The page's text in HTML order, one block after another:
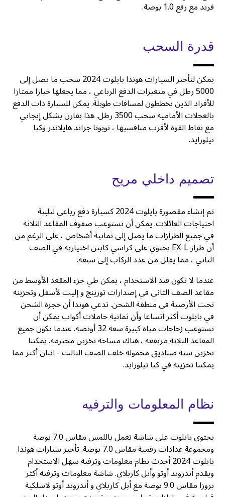
فريد مع رفع 1.0 بوصة.
قدرة السحب
يمكن لتأجير السيارات هوندا بايلوت 2024 سحب ما يصل إلى
5000 رطل في متغيرات الدفع الرباعي ، مما يجعلها خيارا ممتازا
للأفراد الذين يخططون لمسافات طويلة. يمكن للسيارة ذات الدفع
بالعجلات الأمامية سحب 3500 رطل. هذا يقارن بشكل إيجابي
مع نقاط القوة لأقرب منافسيها ، تويوتا جراند هايلاندر وكيا
تيلورايد.
تصميم داخلي مريح
تم إنشاء مقصورة بايلوت 2024 كسيارة دفع رباعي لتلبية
احتياجات العائلات. يمكن أن تستوعب صفوف المقاعد الثلاثة
في جميع الطرازات ما يصل إلى ثمانية أشخاص ، على الرغم من
أن طراز EX-L يحتوي على كراسي كابتن اختيارية في الصف
الثاني ، مما يقلل من عدد الركاب إلى سبعة.
عندما لا تكون قيد الاستخدام ، يمكن طي جزء المقعد الأوسط من
مقاعد الصف الثاني في إصدارات تورينج و إليت لأسفل وتخزينه
تحت الأرضية في منطقة الشحن. تدعي هوندا أن حجرة الشحن
في بايلوت أكثر اتساعا وأن ثمانية حاملات أكواب يمكن أن
تستوعب زجاجات مياه كبيرة سعة 32 أونصة. عندما تكون جميع
المقاعد الثلاثة مرتفعة ، هناك مساحة تخزين محترمة. يمكننا
تخزين ستة صناديق محمولة خلف الصف الثالث - اثنان أكثر مما
يمكننا تخزينه في كيا تيلورايد.
نظام المعلومات والترفيه
يحتوي بايلوت على شاشة تعمل باللمس مقاس 7.0 بوصة
ومجموعة عدادات رقمية مقاس 7.0 بوصة. تأجير سيارات هوندا
بايلوت 2024 أحدث نظام معلومات وترفيه سهل الاستخدام
ويقدم أندرويد أوتو وأبل كاربلاي. شاشة معلومات وترفيه أكثر
بروزا مقاس 9.0 بوصة مع أبل كاربلاي و أندرويد أوتو لاسلكية